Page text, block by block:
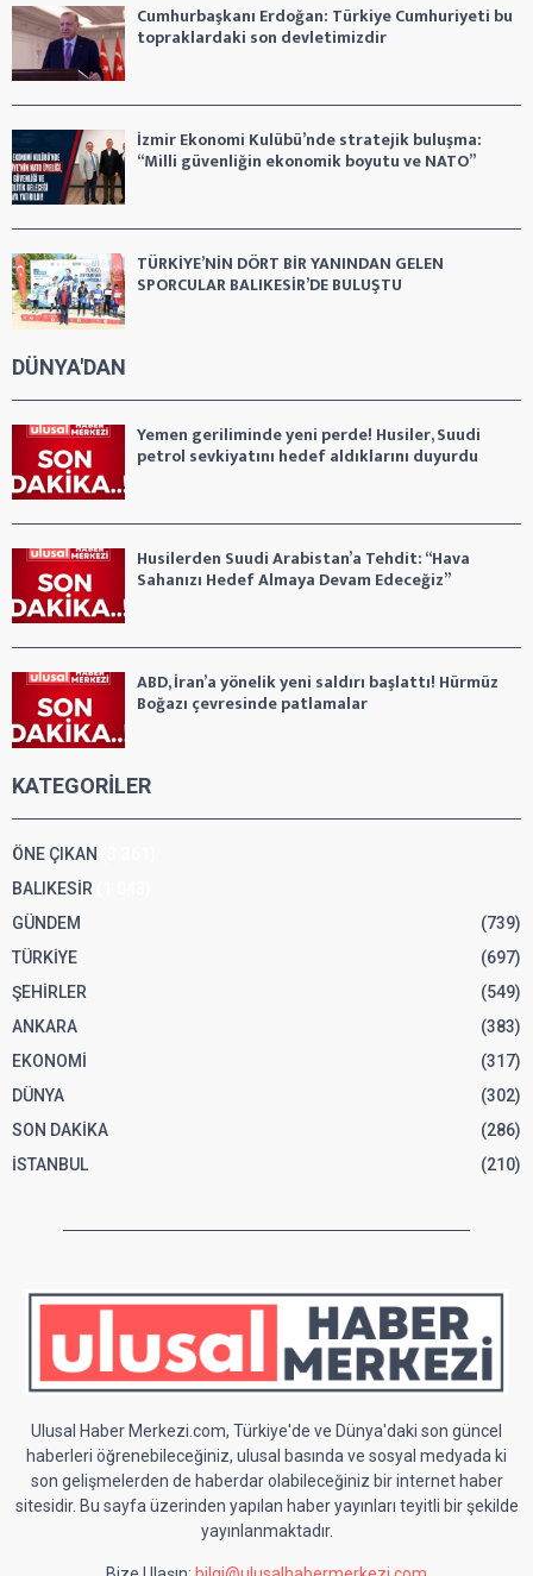
Cumhurbaşkanı Erdoğan: Türkiye Cumhuriyeti bu
topraklardaki son devletimizdir
İzmir Ekonomi Kulübü’nde stratejik buluşma:
“Milli güvenliğin ekonomik boyutu ve NATO”
TÜRKİYE’NİN DÖRT BİR YANINDAN GELEN
SPORCULAR BALIKESİR’DE BULUŞTU
DÜNYA'DAN
Yemen geriliminde yeni perde! Husiler, Suudi
petrol sevkiyatını hedef aldıklarını duyurdu
Husilerden Suudi Arabistan’a Tehdit: “Hava
Sahanızı Hedef Almaya Devam Edeceğiz”
ABD, İran’a yönelik yeni saldırı başlattı! Hürmüz
Boğazı çevresinde patlamalar
KATEGORİLER
ÖNE ÇIKAN
BALIKESİR
GÜNDEM
(739)
TÜRKİYE
(697)
ŞEHİRLER
(549)
ANKARA
(383)
EKONOMİ
(317)
DÜNYA
(302)
SON DAKİKA
(286)
İSTANBUL
(210)
Ulusal Haber Merkezi.com, Türkiye'de ve Dünya'daki son güncel
haberleri öğrenebileceğiniz, ulusal basında ve sosyal medyada ki
son gelişmelerden de haberdar olabileceğiniz bir internet haber
sitesidir. Bu sayfa üzerinden yapılan haber yayınları teyitli bir şekilde
yayınlanmaktadır.